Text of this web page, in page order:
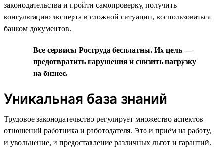
законодательства и пройти самопроверку, получить
консультацию эксперта в сложной ситуации, воспользоваться
банком документов.
Все сервисы Роструда бесплатны. Их цель —
предотвратить нарушения и снизить нагрузку
на бизнес.
Уникальная база знаний
Трудовое законодательство регулирует множество аспектов
отношений работника и работодателя. Это и приём на работу,
и увольнение, и предоставление различных льгот и гарантий.